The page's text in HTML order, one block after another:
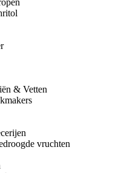
& Vetten
vruchten